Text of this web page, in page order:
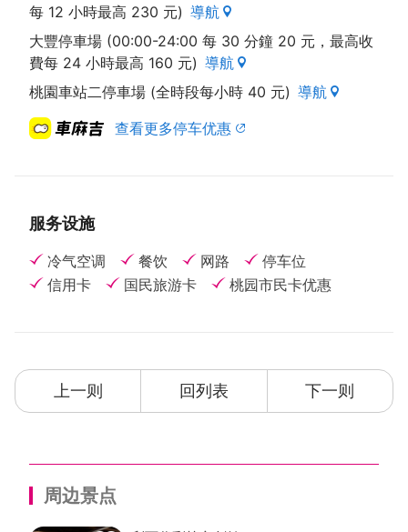
每 12 小時最高 230 元) 導航
大豐停車場 (00:00-24:00 每 30 分鐘 20 元，最高收
費每 24 小時最高 160 元) 導航
桃園車站二停車場 (全時段每小時 40 元) 導航
查看更多停车优惠
服务设施
冷气空调 餐饮 网路
停车位
信用卡
国民旅游卡 桃园市民卡优惠
上一则 回列表 下一则
周边景点